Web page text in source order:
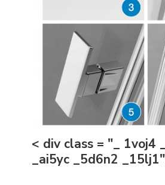
< div class = "_ 1voj4
_ai5yc _5d6n2